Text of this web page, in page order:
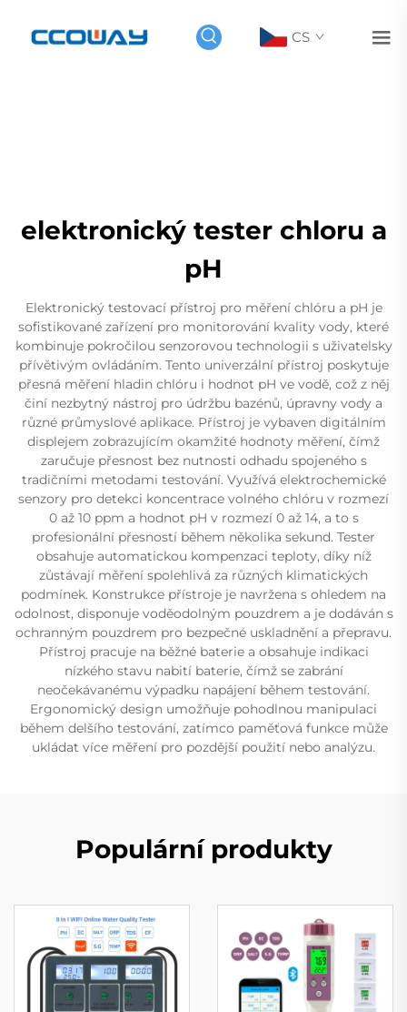
CS
elektronický tester chloru a
pH
Elektronický testovací přístroj pro měření chlóru a pH je
sofistikované zařízení pro monitorování kvality vody, které
kombinuje pokročilou senzorovou technologii s uživatelsky
přívětivým ovládáním. Tento univerzální přístroj poskytuje
přesná měření hladin chlóru i hodnot pH ve vodě, což z něj
činí nezbytný nástroj pro údržbu bazénů, úpravny vody a
různé průmyslové aplikace. Přístroj je vybaven digitálním
displejem zobrazujícím okamžité hodnoty měření, čímž
zaručuje přesnost bez nutnosti odhadu spojeného s
tradičními metodami testování. Využívá elektrochemické
senzory pro detekci koncentrace volného chlóru v rozmezí
0 až 10 ppm a hodnot pH v rozmezí 0 až 14, a to s
profesionální přesností během několika sekund. Tester
obsahuje automatickou kompenzaci teploty, díky níž
zůstávají měření spolehlivá za různých klimatických
podmínek. Konstrukce přístroje je navržena s ohledem na
odolnost, disponuje voděodolným pouzdrem a je dodáván s
ochranným pouzdrem pro bezpečné uskladnění a přepravu.
Přístroj pracuje na běžné baterie a obsahuje indikaci
nízkého stavu nabití baterie, čímž se zabrání
neočekávanému výpadku napájení během testování.
Ergonomický design umožňuje pohodlnou manipulaci
během delšího testování, zatímco paměťová funkce může
ukládat více měření pro pozdější použití nebo analýzu.
Populární produkty